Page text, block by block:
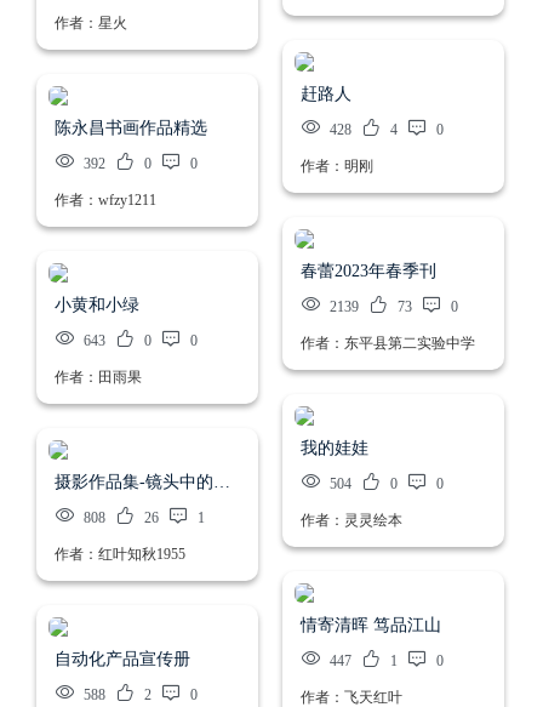
作者：星火
赶路人
428 4 0
作者：明刚
陈永昌书画作品精选
392 0 0
作者：wfzy1211
春蕾2023年春季刊
2139 73 0
作者：东平县第二实验中学
小黄和小绿
643 0 0
作者：田雨果
我的娃娃
504 0 0
作者：灵灵绘本
摄影作品集-镜头中的绿水青山
808 26 1
作者：红叶知秋1955
情寄清晖 笃品江山
447 1 0
作者：飞天红叶
自动化产品宣传册
588 2 0